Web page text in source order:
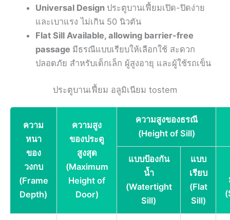
Universal Design ประตูบานเฟี้ยมเปิด-ปิดง่าย
และเบาแรง ไม่เกิน 50 นิวตัน
Flat Sill Available, allowing barrier-free
passage มีธรณีแบบเรียบให้เลือกใช้ สะดวก
ปลอดภัย สำหรับเด็กเล็ก ผู้สูงอายุ และผู้ใช้รถเข็น
ประตูบานเฟี้ยม อลูมิเนียม tostem
ความ
หนา
ของ
วงกบ
(Frame
Depth)
ความสูง
ของประตู
สูงสุด
(Maximum
Height of
Door)
ความสูงของธรณี
(Height of Sill)
แบบป้องกัน
น้ำ
(Watertight
Sill)
แบบ
เรียบ
(Flat
Sill)